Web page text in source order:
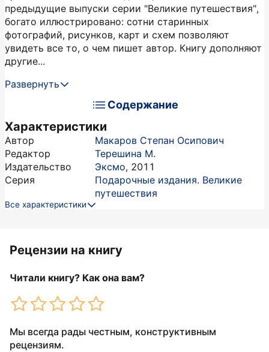
предыдущие выпуски серии "Великие путешествия",
богато иллюстрировано: сотни старинных
фотографий, рисунков, карт и схем позволяют
увидеть все то, о чем пишет автор. Книгу дополняют
другие...
Развернуть
Содержание
Характеристики
Автор
Макаров Степан Осипович
Редактор
Терешина М.
Издательство
Эксмо, 2011
Серия
Подарочные издания. Великие
путешествия
Все характеристики
Рецензии на книгу
Читали книгу? Как она вам?
Мы всегда рады честным, конструктивным
рецензиям.